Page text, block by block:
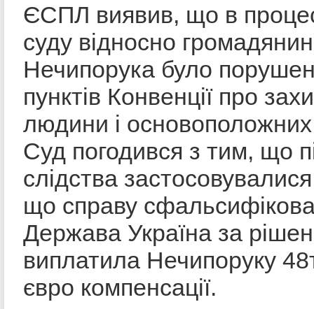
ЄСПЛ виявив, що в
суду відносно
Нечипорука було
пунктів Конвенції про
людини і
Суд погодився з тим, що
слідства
що справу
Держава Україна за
виплатила Нечипоруку
євро компенсації.